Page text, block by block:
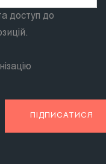
доступ до